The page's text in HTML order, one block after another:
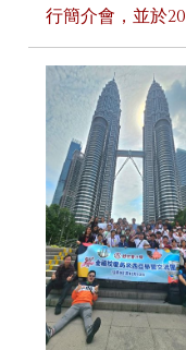
行簡介會，並於